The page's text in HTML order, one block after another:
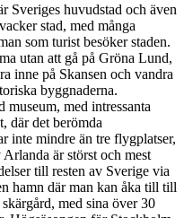
Sveriges huvudstad och även
stad, med många
som turist besöker staden.
utan att gå på Gröna Lund,
inne på Skansen och vandra
byggnaderna.
museum, med intressanta
där det berömda
inte mindre än tre flygplatser,
är störst och mest
till resten av Sverige via
hamn där man kan åka till till
med sina över 30